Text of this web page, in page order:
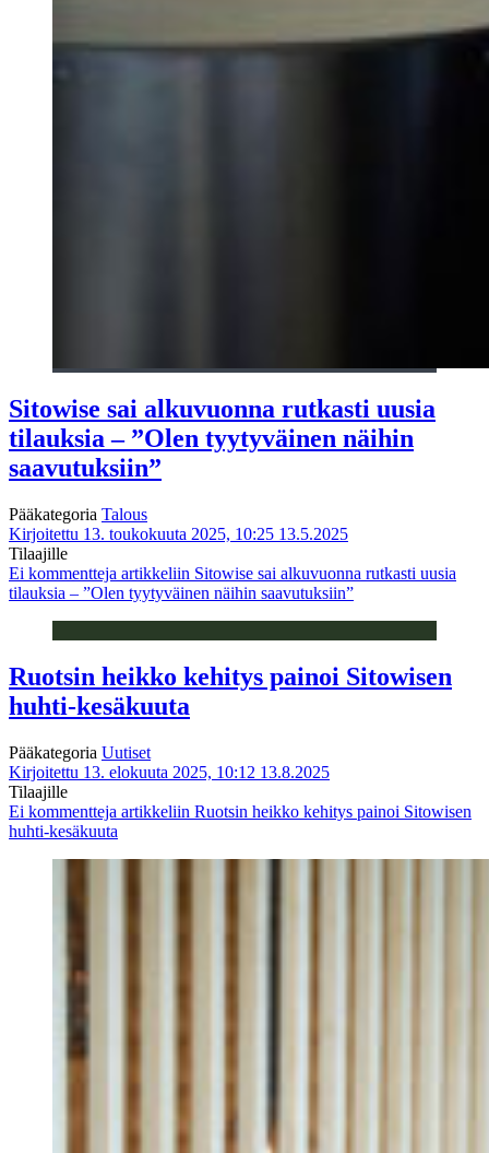
Sitowise sai alkuvuonna rutkasti uusia
tilauksia – ”Olen tyytyväinen näihin
saavutuksiin”
Pääkategoria Talous
Kirjoitettu 13. toukokuuta 2025, 10:25 13.5.2025
Tilaajille
Ei kommentteja artikkeliin Sitowise sai alkuvuonna rutkasti uusia
tilauksia – ”Olen tyytyväinen näihin saavutuksiin”
Ruotsin heikko kehitys painoi Sitowisen
huhti-kesäkuuta
Pääkategoria Uutiset
Kirjoitettu 13. elokuuta 2025, 10:12 13.8.2025
Tilaajille
Ei kommentteja artikkeliin Ruotsin heikko kehitys painoi Sitowisen
huhti-kesäkuuta